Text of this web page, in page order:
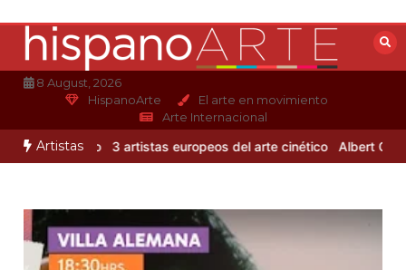
contenido
8 August, 2026
HispanoArte
El arte en movimiento
Arte Internacional
Artistas
Otero 3 artistas europeos del arte cinético Albert Gleizes: